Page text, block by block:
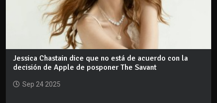
Jessica Chastain dice que no está de acuerdo con la
decisión de Apple de posponer The Savant
Sep 24 2025